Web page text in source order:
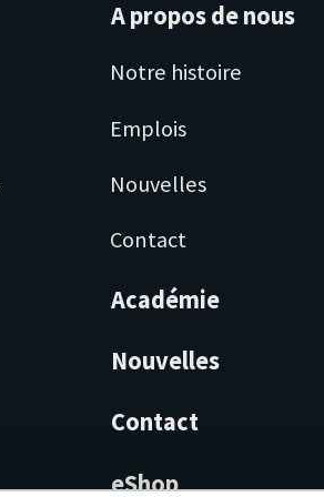
A propos de nous
Notre histoire
Emplois
Nouvelles
Contact
Académie
Nouvelles
Contact
eShop